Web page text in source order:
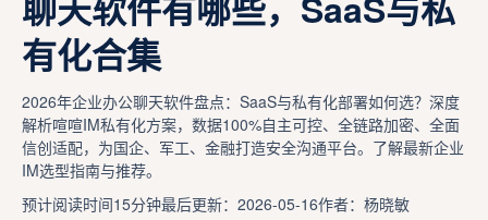
有化合集
2026年企业办公聊天软件盘点：SaaS与私有化部署如何选？深度
解析喧喧IM私有化方案，数据100%自主可控、全链路加密、全面
信创适配，为国企、军工、金融打造安全沟通平台。了解最新企业
IM选型指南与推荐。
预计阅读时间15分钟最后更新：2026-05-16作者：杨晓敏